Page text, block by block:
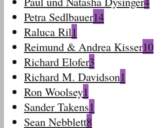
Petra Sedlbauer14
Raluca Ril1
Reimund & Andrea Kisser10
Richard Elofer3
Richard M. Davidson1
Ron Woolsey1
Sander Takens1
Sean Nebblett8